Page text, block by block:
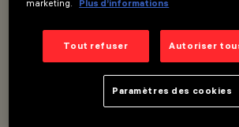
Kit de suspension intermédiaire pour
marketing.
Plus d’informations
Tout refuser Autoriser
Paramètres des cookies